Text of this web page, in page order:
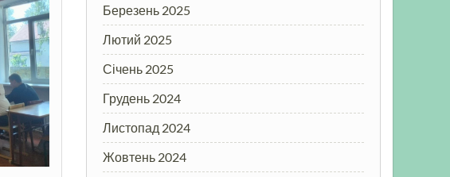
Березень 2025
Лютий 2025
Січень 2025
Грудень 2024
Листопад 2024
Жовтень 2024